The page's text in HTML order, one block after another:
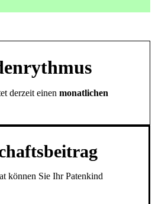
derzeit einen monatlichen
können Sie Ihr Patenkind